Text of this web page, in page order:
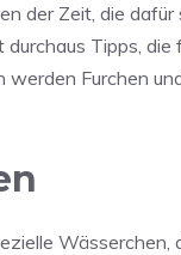
der Zeit, die
Tipps, die
Furchen
Wässerchen,